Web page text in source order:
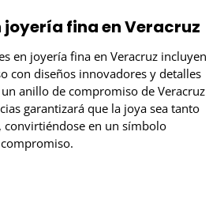
joyería fina en Veracruz
en joyería fina en Veracruz incluyen
con diseños innovadores y detalles
anillo de compromiso de Veracruz
garantizará que la joya sea tanto
convirtiéndose en un símbolo